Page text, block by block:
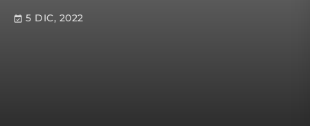
5 DIC, 2022